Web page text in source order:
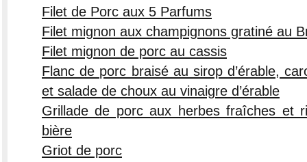
Filet de Porc aux 5 Parfums
Filet mignon aux champignons gratiné au
Filet mignon de porc au cassis
Flanc de porc braisé au sirop d’érable,
et salade de choux au vinaigre d’érable
Grillade de porc aux herbes fraîches et
bière
Griot de porc